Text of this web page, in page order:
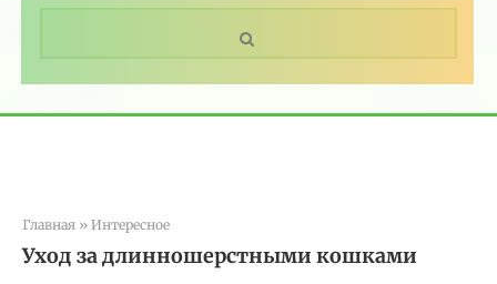
Главная » Интересное
Уход за длинношерстными кошками